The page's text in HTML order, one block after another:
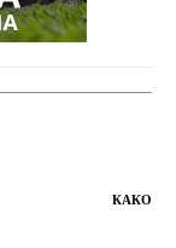
КАКО